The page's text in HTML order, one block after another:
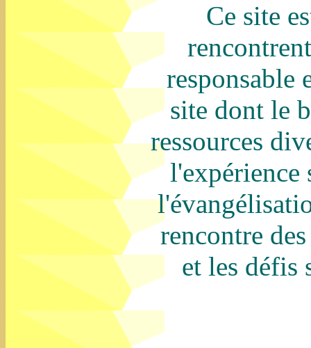
Ce site
responsable
site dont le
ressources
rencontre
et les défis